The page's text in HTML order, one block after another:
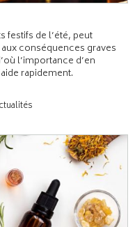
festifs de l’été, peut
conséquences graves
l’importance d’en
rapidement.